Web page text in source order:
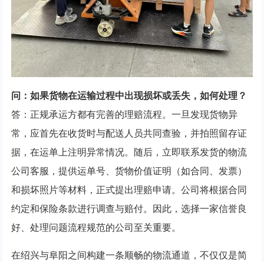
问：如果货物在运输过程中出现损坏或丢失，如何处理？
答：正规承运方都有完善的理赔流程。一旦发现货物异
常，应首先在收货时与配送人员共同查验，并拍照留存证
据，在运单上注明异常情况。随后，立即联系发货的物流
公司客服，提供运单号、货物价值证明（如合同、发票）
和损坏照片等材料，正式提出理赔申请。公司将根据合同
约定和保险条款进行调查与赔付。因此，选择一家信誉良
好、处理问题流程规范的公司至关重要。
在绍兴与阜阳之间构建一条顺畅的物流通道，不仅仅是简